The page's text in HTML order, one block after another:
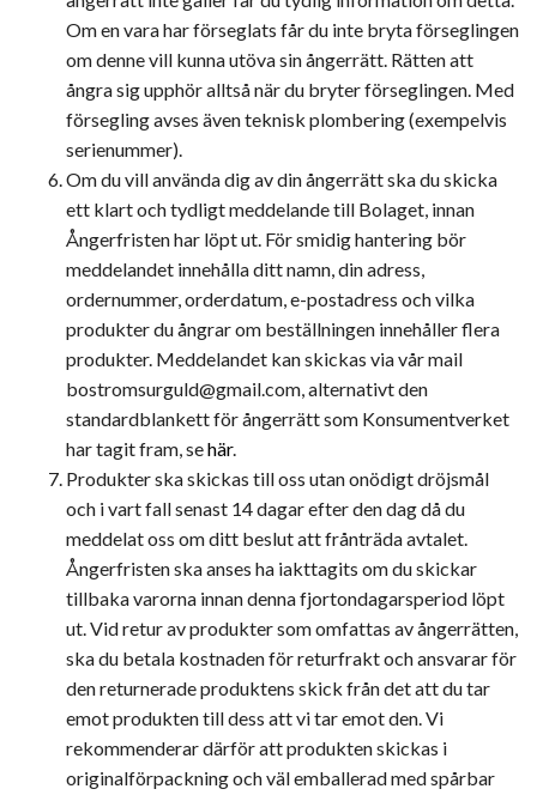
Om en vara har förseglats får du inte bryta förseglingen
om denne vill kunna utöva sin ångerrätt. Rätten att
ångra sig upphör alltså när du bryter förseglingen. Med
försegling avses även teknisk plombering (exempelvis
serienummer).
Om du vill använda dig av din ångerrätt ska du skicka
ett klart och tydligt meddelande till Bolaget, innan
Ångerfristen har löpt ut. För smidig hantering bör
meddelandet innehålla ditt namn, din adress,
ordernummer, orderdatum, e-postadress och vilka
produkter du ångrar om beställningen innehåller flera
produkter. Meddelandet kan skickas via vår mail
bostromsurguld@gmail.com, alternativt den
standardblankett för ångerrätt som Konsumentverket
har tagit fram, sehär.
Produkter ska skickas till oss utan onödigt dröjsmål
och i vart fall senast 14 dagar efter den dag då du
meddelat oss om ditt beslut att frånträda avtalet.
Ångerfristen ska anses ha iakttagits om du skickar
tillbaka varorna innan denna fjortondagarsperiod löpt
ut. Vid retur av produkter som omfattas av ångerrätten,
ska du betala kostnaden för returfrakt och ansvarar för
den returnerade produktens skick från det att du tar
emot produkten till dess att vi tar emot den. Vi
rekommenderar därför att produkten skickas i
originalförpackning och väl emballerad med spårbar